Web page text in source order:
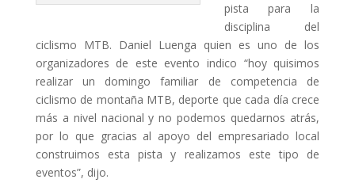
pista para la
disciplina del
ciclismo MTB. Daniel Luenga quien es uno de los
organizadores de este evento indico “hoy quisimos
realizar un domingo familiar de competencia de
ciclismo de montaña MTB, deporte que cada día crece
más a nivel nacional y no podemos quedarnos atrás,
por lo que gracias al apoyo del empresariado local
construimos esta pista y realizamos este tipo de
eventos”, dijo.